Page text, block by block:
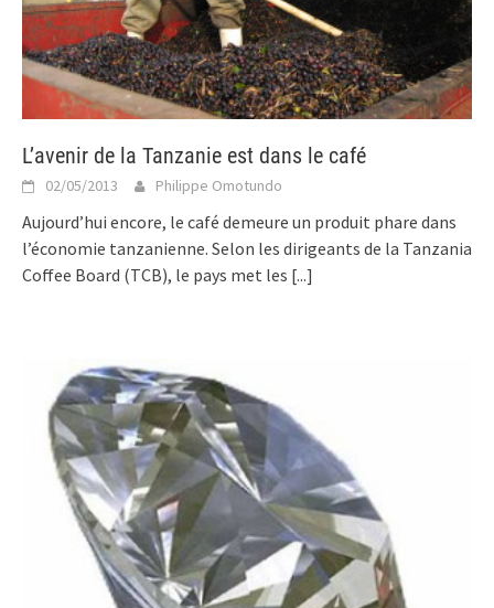
L’avenir de la Tanzanie est dans le café
02/05/2013 Philippe Omotundo
Aujourd’hui encore, le café demeure un produit phare dans
l’économie tanzanienne. Selon les dirigeants de la Tanzania
Coffee Board (TCB), le pays met les [...]